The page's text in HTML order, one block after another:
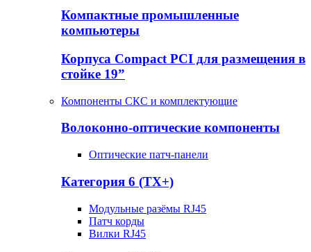
Компактные промышленные
компьютеры
Корпуса Compact PCI для размещения в
стойке 19”
Компоненты СКС и комплектующие
Волоконно-оптические компоненты
Оптические патч-панели
Категория 6 (TX+)
Модульные разёмы RJ45
Патч корды
Вилки RJ45